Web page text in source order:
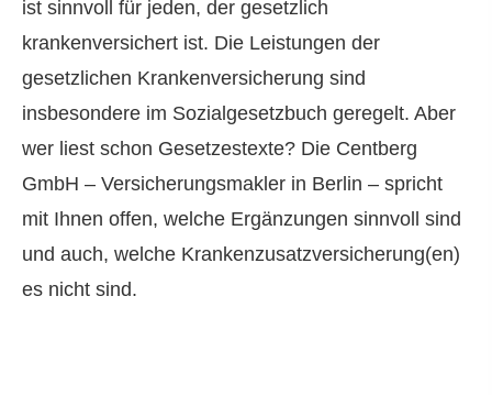
ist sinnvoll für jeden, der gesetzlich
krankenversichert ist. Die Leistungen der
gesetzlichen Kranken­ver­si­che­rung sind
insbesondere im Sozialgesetzbuch geregelt. Aber
wer liest schon Gesetzestexte? Die Centberg
GmbH – Ver­sicherungs­makler in Berlin – spricht
mit Ihnen offen, welche Ergänzungen sinnvoll sind
und auch, welche Kranken­zusatz­ver­si­che­rung(en)
es nicht sind.